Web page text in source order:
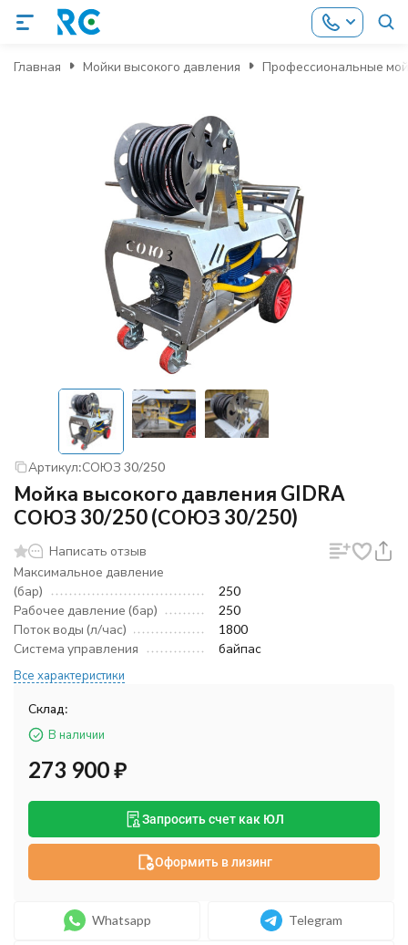
Главная Мойки высокого давления Профессиональные
Артикул:СОЮЗ 30/250
Мойка высокого давления GIDRA
СОЮЗ 30/250 (СОЮЗ 30/250)
Написать отзыв
Максимальное давление
(бар)
250
Рабочее давление (бар)
250
Поток воды (л/час)
1800
Система управления
байпас
Все характеристики
Склад:
В наличии
273 900₽
Запросить счет как ЮЛ
Оформить в лизинг
Whatsapp Telegram